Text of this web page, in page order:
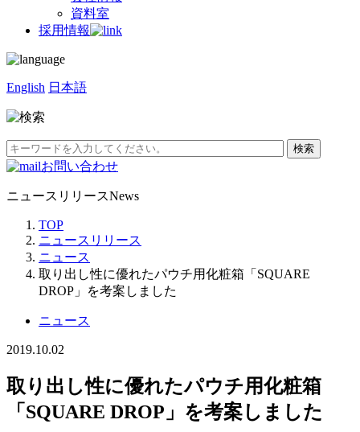
資料室
採用情報
English 日本語
お問い合わせ
ニュースリリースNews
TOP
ニュースリリース
ニュース
取り出し性に優れたパウチ用化粧箱「SQUARE
DROP」を考案しました
ニュース
2019.10.02
取り出し性に優れたパウチ用化粧箱
「SQUARE DROP」を考案しました